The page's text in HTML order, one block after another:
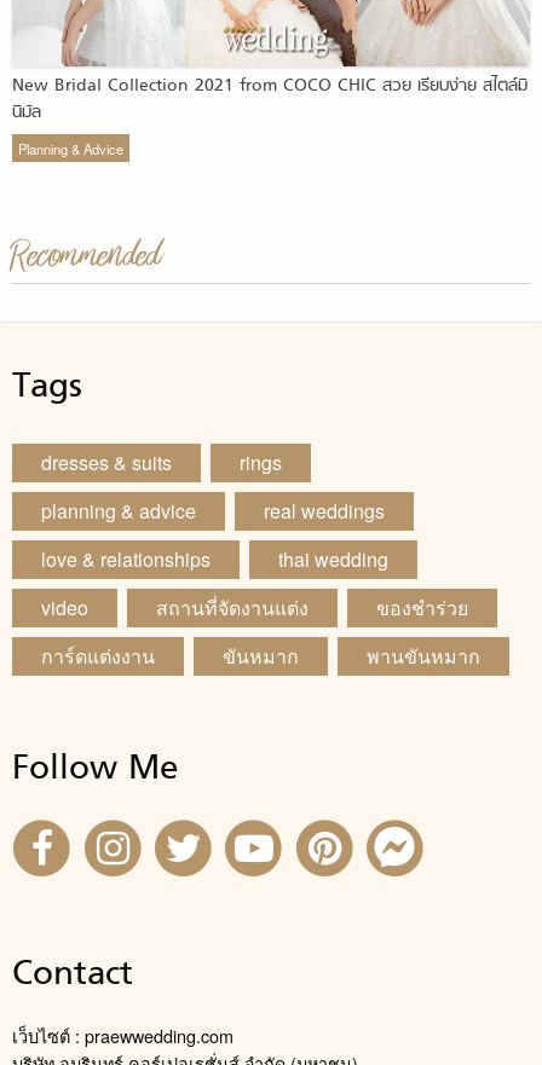
New Bridal Collection 2021 from COCO CHIC สวย เรียบง่าย สไตล์มิ
นิมัล
Planning & Advice
Recommended
Tags
dresses & suits
rings
planning & advice
real weddings
love & relationships
thai wedding
video
สถานที่จัดงานแต่ง
ของชำร่วย
การ์ดแต่งงาน
ขันหมาก พานขันหมาก
Follow Me
Contact
เว็บไซต์ : praewwedding.com